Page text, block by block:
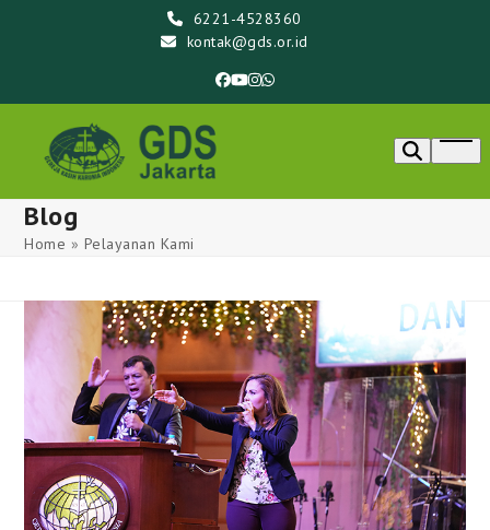
6221-4528360
kontak@gds.or.id
Facebook
YouTube
Instagram
Whatsapp
Blog
Home » Pelayanan Kami